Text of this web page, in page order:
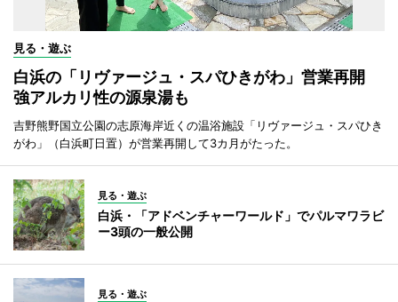
見る・遊ぶ
白浜の「リヴァージュ・スパひきがわ」営業再開
強アルカリ性の源泉湯も
吉野熊野国立公園の志原海岸近くの温浴施設「リヴァージュ・スパひき
がわ」（白浜町日置）が営業再開して3カ月がたった。
見る・遊ぶ
白浜・「アドベンチャーワールド」でパルマワラビ
ー3頭の一般公開
見る・遊ぶ